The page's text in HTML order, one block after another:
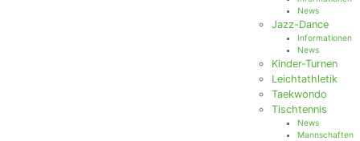
News
Jazz-Dance
Informationen
News
Kinder-Turnen
Leichtathletik
Taekwondo
Tischtennis
News
Mannschaften